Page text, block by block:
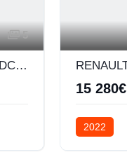
5
RENAULT CLIO V 1.5 BLUE DCI 100CH EVOLUTION
15 280€
2022